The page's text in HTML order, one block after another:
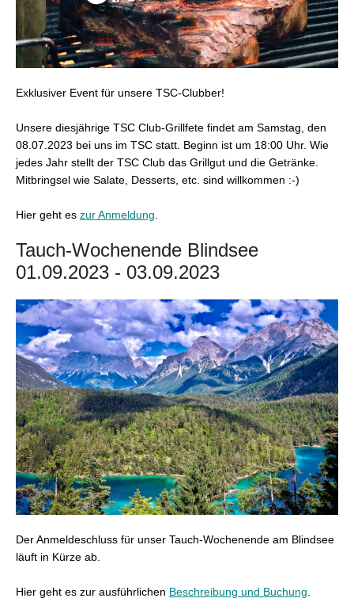
Exklusiver Event für unsere TSC-Clubber!
Unsere diesjährige TSC Club-Grillfete findet am Samstag, den
08.07.2023 bei uns im TSC statt. Beginn ist um 18:00 Uhr. Wie
jedes Jahr stellt der TSC Club das Grillgut und die Getränke.
Mitbringsel wie Salate, Desserts, etc. sind willkommen :-)
Hier geht es zur Anmeldung
Tauch-Wochenende Blindsee
01.09.2023 - 03.09.2023
Der Anmeldeschluss für unser Tauch-Wochenende am Blindsee
läuft in Kürze ab.
Hier geht es zur ausführlichen Beschreibung und Buchung